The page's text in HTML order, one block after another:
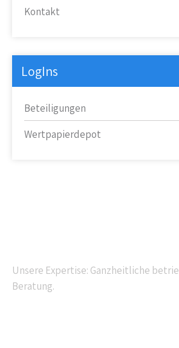
Kontakt
LogIns
Beteiligungen
Wertpapierdepot
Unsere Expertise: Ganzheitliche
Beratung.